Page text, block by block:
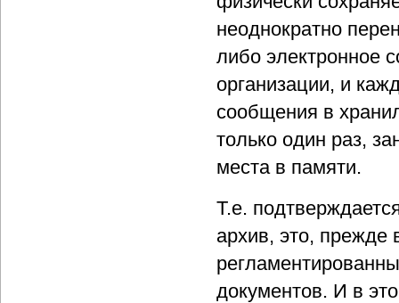
неоднократно
либо электронное
организации, и
сообщения в
только один раз,
места в памяти.
Т.е.
архив, это, прежде
документов. И в